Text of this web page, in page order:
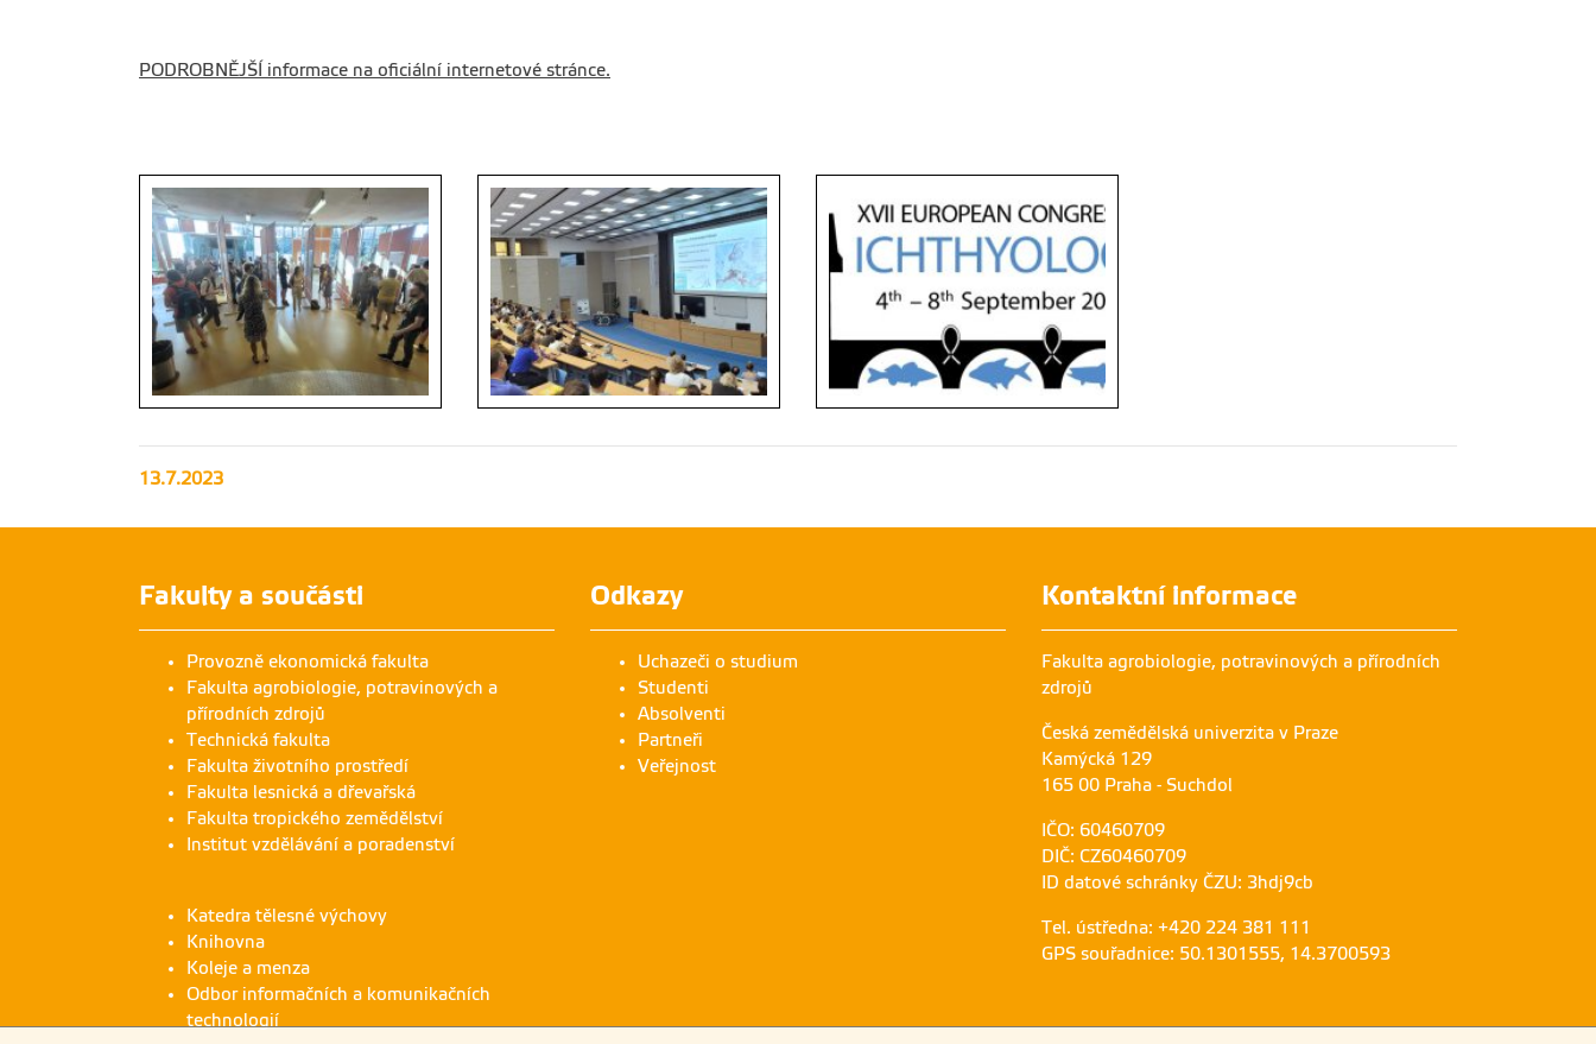
PODROBNĚJŠÍ informace na oficiální internetové stránce.
13.7.2023
Fakulty a součásti
Provozně ekonomická fakulta
Fakulta agrobiologie, potravinových a
přírodních zdrojů
Technická fakulta
Fakulta životního prostředí
Fakulta lesnická a dřevařská
Fakulta tropického zemědělství
Institut vzdělávání a poradenství
Katedra tělesné výchovy
Knihovna
Koleje a menza
Odbor informačních a komunikačních
technologií
Odkazy
Uchazeči o studium
Studenti
Absolventi
Partneři
Veřejnost
Kontaktní informace
Fakulta agrobiologie, potravinových a přírodních
zdrojů
Česká zemědělská univerzita v Praze
Kamýcká 129
165 00 Praha - Suchdol
IČO: 60460709
DIČ: CZ60460709
ID datové schránky ČZU: 3hdj9cb
Tel. ústředna: +420 224 381 111
GPS souřadnice: 50.1301555, 14.3700593